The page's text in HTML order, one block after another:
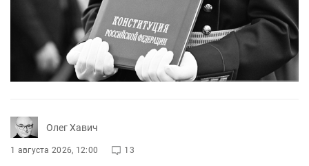
Олег Хавич
1 августа 2026, 12:00 13